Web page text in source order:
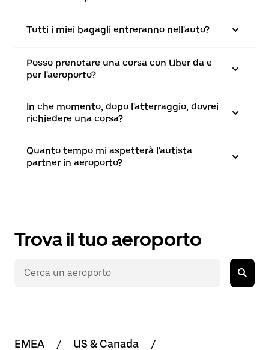
Tutti i miei bagagli entreranno nell'auto?
Posso prenotare una corsa con Uber da e
per l'aeroporto?
In che momento, dopo l'atterraggio, dovrei
richiedere una corsa?
Quanto tempo mi aspetterà l'autista
partner in aeroporto?
Trova il tuo aeroporto
EMEA US & Canada